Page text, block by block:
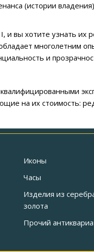
(истории
и вы хотите узнать
многолетним
и
на их стоимость:
Иконы
Часы
Изделия из
золота
Прочий